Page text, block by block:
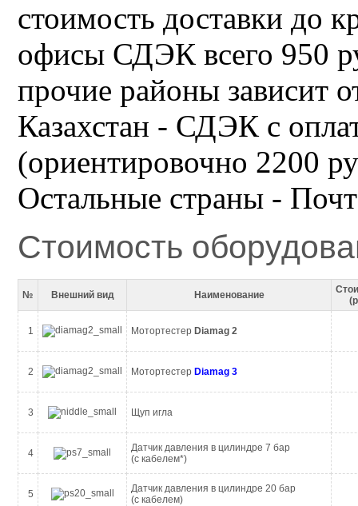
стоимость доставки до
офисы СДЭК всего 950
прочие районы зависит
Казахстан - СДЭК с
(ориентировочно 2200
Остальные страны -
Стоимость
№ Внешний вид Наименование
1 МотортестерDiamag 2
2 МотортестерDiamag 3
3 Щуп игла
4
Датчик давления в цилиндре 7 бар
(с кабелем*)
5
Датчик давления в цилиндре 20 бар
(с кабелем)